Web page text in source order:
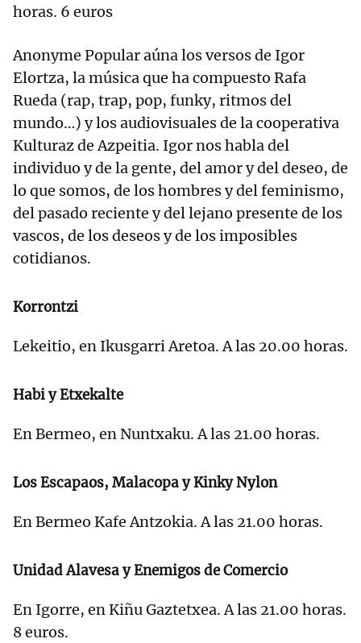
horas. 6 euros
Anonyme Popular aúna los versos de Igor
Elortza, la música que ha compuesto Rafa
Rueda (rap, trap, pop, funky, ritmos del
mundo…) y los audiovisuales de la cooperativa
Kulturaz de Azpeitia. Igor nos habla del
individuo y de la gente, del amor y del deseo, de
lo que somos, de los hombres y del feminismo,
del pasado reciente y del lejano presente de los
vascos, de los deseos y de los imposibles
cotidianos.
Korrontzi
Lekeitio, en Ikusgarri Aretoa. A las 20.00 horas.
Habi y Etxekalte
En Bermeo, en Nuntxaku. A las 21.00 horas.
Los Escapaos, Malacopa y Kinky Nylon
En Bermeo Kafe Antzokia. A las 21.00 horas.
Unidad Alavesa y Enemigos de Comercio
En Igorre, en Kiñu Gaztetxea. A las 21.00 horas.
8 euros.